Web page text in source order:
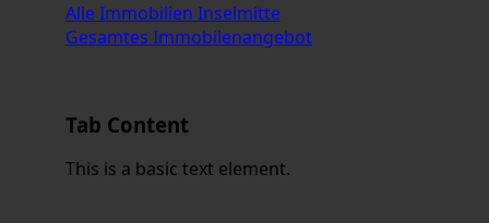
Alle Immobilien Inselmitte
Gesamtes Immobilenangebot
Tab Content
This is a basic text element.